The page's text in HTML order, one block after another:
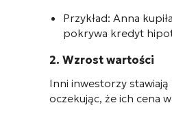
Przykład: Anna
pokrywa kredyt
2. Wzrost wartości
Inni inwestorzy
oczekując, że ich cena